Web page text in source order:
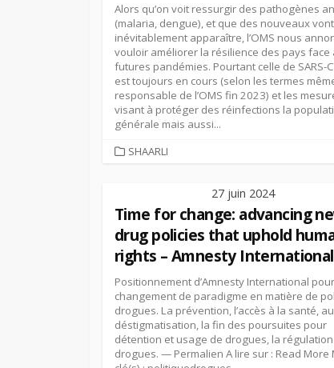
Alors qu’on voit ressurgir des pathogènes
(malaria, dengue), et que des nouveaux vont
inévitablement apparaître, l’OMS nous
vouloir améliorer la résilience des pays face
futures pandémies. Pourtant celle de SARS-
est toujours en cours (selon les termes
responsable de l’OMS fin 2023) et les
visant à protéger des réinfections la
générale mais aussi...
CATEGORIES
SHAARLI
27 juin 2024
Time for change: advancing
drug policies that uphold
rights – Amnesty International
Positionnement d’Amnesty International
changement de paradigme en matière de
drogues. La prévention, l’accès à la santé,
déstigmatisation, la fin des poursuites pour
détention et usage de drogues, la
drogues. — Permalien A lire sur : Read More